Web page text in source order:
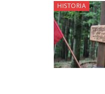
HISTORIA